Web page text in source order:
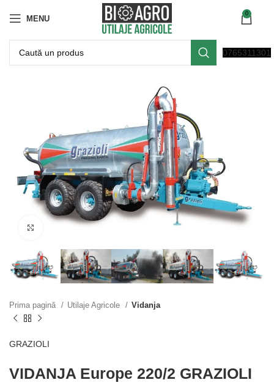
MENU
0
0765311301
Click to enlarge
Prima pagină Utilaje Agricole Vidanja
GRAZIOLI
VIDANJA Europe 220/2 GRAZIOLI